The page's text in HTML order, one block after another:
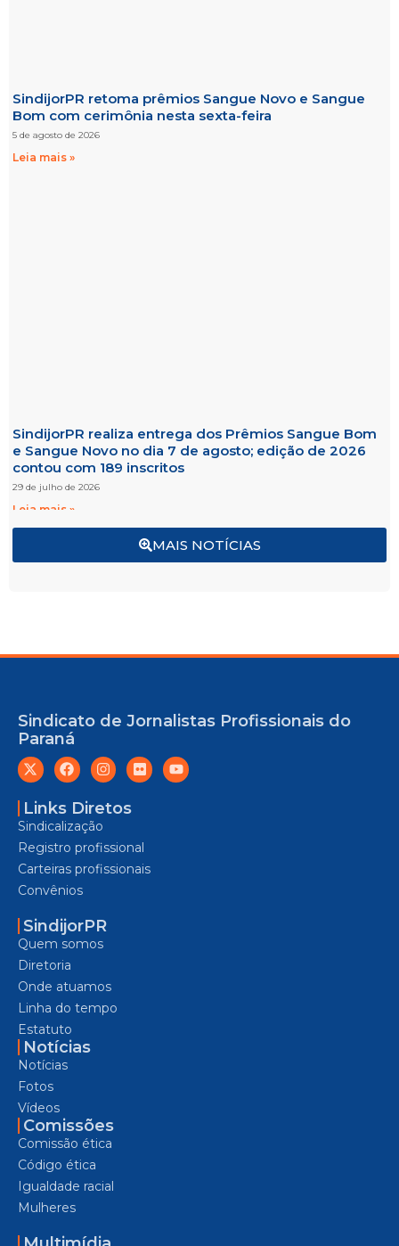
MAIS NOTÍCIAS
SindijorPR retoma prêmios Sangue Novo e Sangue
Bom com cerimônia nesta sexta-feira
5 de agosto de 2026
Leia mais »
SindijorPR realiza entrega dos Prêmios Sangue Bom
e Sangue Novo no dia 7 de agosto; edição de 2026
contou com 189 inscritos
29 de julho de 2026
Leia mais »
Sindicato de Jornalistas Profissionais do
Paraná
Links Diretos
Sindicalização
Registro profissional
Carteiras profissionais
Convênios
SindijorPR
Quem somos
Diretoria
Onde atuamos
Linha do tempo
Estatuto
Notícias
Notícias
Fotos
Vídeos
Comissões
Comissão ética
Código ética
Igualdade racial
Mulheres